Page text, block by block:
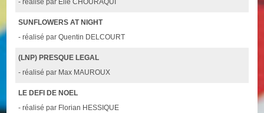
- réalisé par Elie CHOURAQUI
SUNFLOWERS AT NIGHT
- réalisé par Quentin DELCOURT
(LNP) PRESQUE LEGAL
- réalisé par Max MAUROUX
LE DEFI DE NOEL
- réalisé par Florian HESSIQUE